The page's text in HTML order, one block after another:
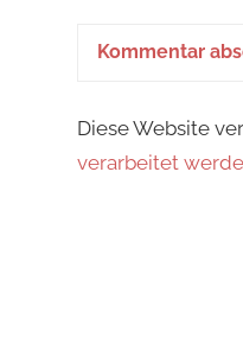
Diese Website
verarbeitet